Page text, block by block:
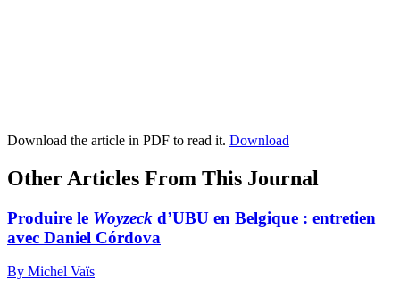
Download the article in PDF to read it. Download
Other Articles From This Journal
Produire le Woyzeck d’UBU en Belgique : entretien
avec Daniel Córdova
By Michel Vaïs